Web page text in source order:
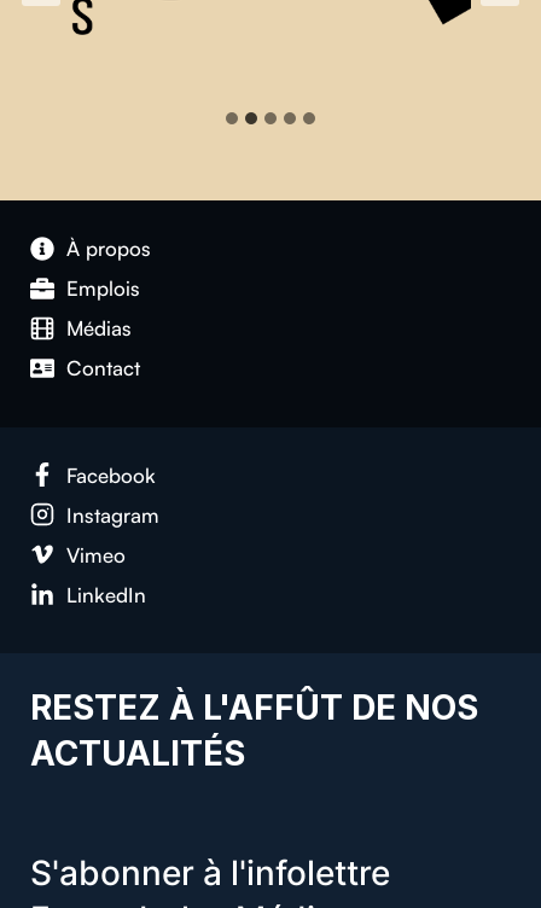
À propos
Emplois
Médias
Contact
Facebook
Instagram
Vimeo
LinkedIn
RESTEZ À L'AFFÛT DE NOS
ACTUALITÉS
S'abonner à l'infolettre